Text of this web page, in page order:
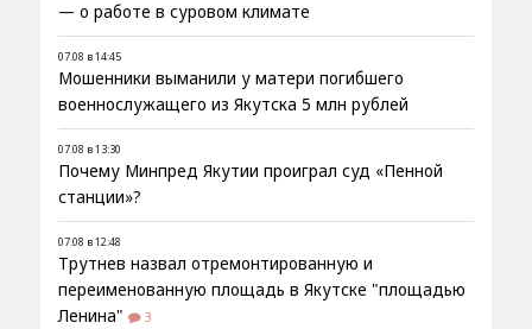
— о работе в суровом климате
07.08 в 14:45
Мошенники выманили у матери погибшего
военнослужащего из Якутска 5 млн рублей
07.08 в 13:30
Почему Минпред Якутии проиграл суд «Пенной
станции»?
07.08 в 12:48
Трутнев назвал отремонтированную и
переименованную площадь в Якутске "площадью
Ленина"
3